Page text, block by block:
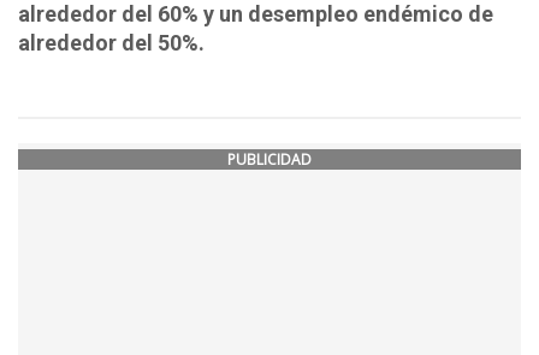
alrededor del 60% y un desempleo endémico de
alrededor del 50%.
PUBLICIDAD